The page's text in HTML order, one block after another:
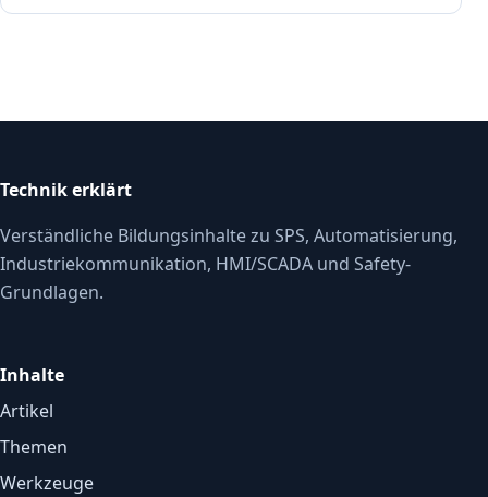
Technik erklärt
Verständliche Bildungsinhalte zu SPS, Automatisierung,
Industriekommunikation, HMI/SCADA und Safety-
Grundlagen.
Inhalte
Artikel
Themen
Werkzeuge